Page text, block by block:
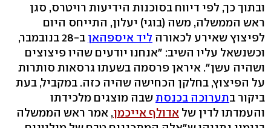
ובתוך כך, לפי דיווח בסוכנות הידיעות רויטרס, סגן
ראש הממשלה, משה (בוגי) יעלון, התייחס היום
לפיצוץ שאירע לכאורה ליד איספהאן
ב-28 בנובמבר,
וכשנשאל עליו השיב: "אנחנו יודעים שהיו פיצוצים
ושהיה עשן". איראן פרסמה בשעתו גרסאות סותרות
על הפיצוץ, בחלקן הכחישה שהיה כזה. במקביל, בעת
ביקור בתערוכה בכנסתשבה מוצגים מלכידתו
והעמדתו לדין של אדולף אייכמן, אמר ראש הממשלה